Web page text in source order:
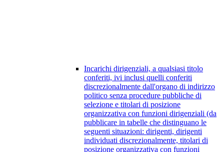
Incarichi dirigenziali, a qualsiasi titolo
conferiti, ivi inclusi quelli conferiti
discrezionalmente dall'organo di indirizzo
politico senza procedure pubbliche di
selezione e titolari di posizione
organizzativa con funzioni dirigenziali (da
pubblicare in tabelle che distinguano le
seguenti situazioni: dirigenti, dirigenti
individuati discrezionalmente, titolari di
posizione organizzativa con funzioni